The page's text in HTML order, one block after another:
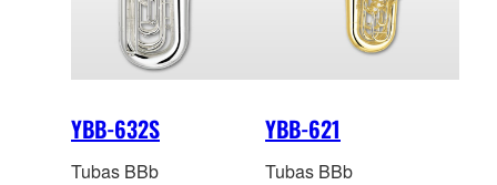
YBB-632S
Tubas BBb
YBB-621
Tubas BBb